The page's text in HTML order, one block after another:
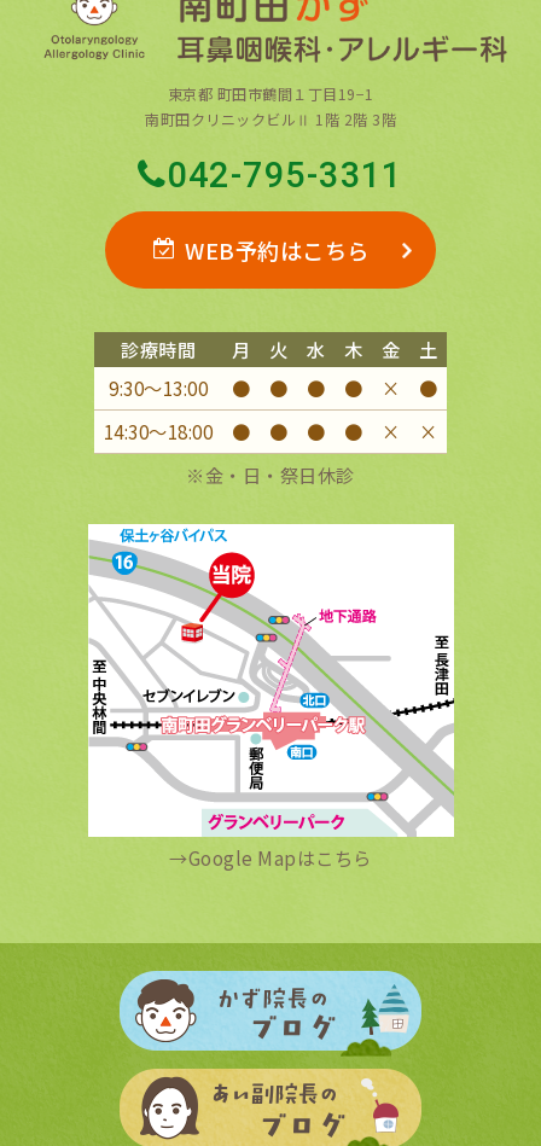
東京都 町田市鶴間１丁目19−1
南町田クリニックビルⅡ 1階 2階 3階
042-795-3311
WEB予約はこちら
診療時間 月 火 水 木 金
土
9:30〜13:00
● ● ● ● ×
●
14:30〜18:00
● ● ● ● ×
×
※金・日・祭日休診
→Google Mapはこちら